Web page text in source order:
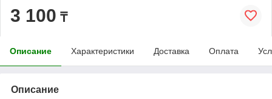
3 100 ₸
Описание Характеристики Доставка Оплата
Описание